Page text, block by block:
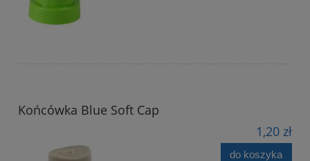
Końcówka Blue Soft Cap
1,20 zł
do koszyka